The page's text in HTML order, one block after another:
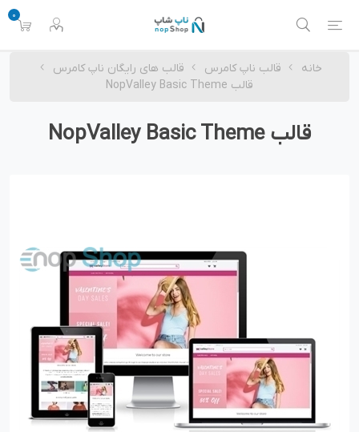
0
خانه قالب ناپ کامرس
قالب های رایگان ناپ کامرس
قالب NopValley Basic Theme
قالب NopValley Basic Theme